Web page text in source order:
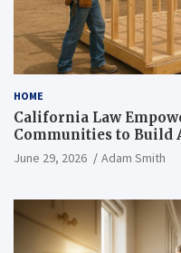
HOME
California Law
Communities to Build
June 29, 2026 Adam Smith